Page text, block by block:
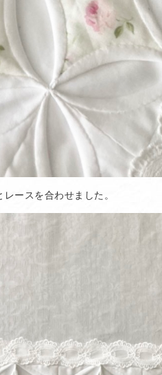
ースを合わせました。